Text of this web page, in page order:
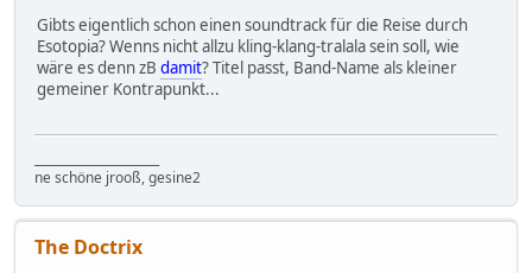
Gibts eigentlich schon einen soundtrack für die Reise durch
Esotopia? Wenns nicht allzu kling-klang-tralala sein soll, wie
wäre es denn zB damit? Titel passt, Band-Name als kleiner
gemeiner Kontrapunkt...
ne schöne jrooß, gesine2
The Doctrix